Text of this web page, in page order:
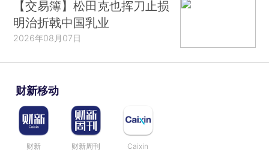
【交易簿】松田克也挥刀止损
明治折戟中国乳业
2026年08月07日
财新移动
财新 财新周刊 Caixin